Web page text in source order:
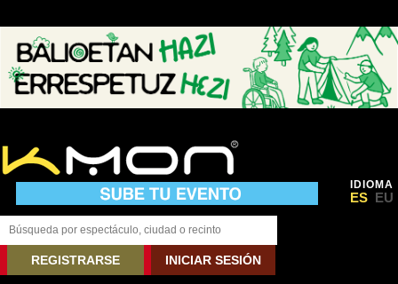
IDIOMA
ES EU
REGISTRARSE INICIAR SESIÓN